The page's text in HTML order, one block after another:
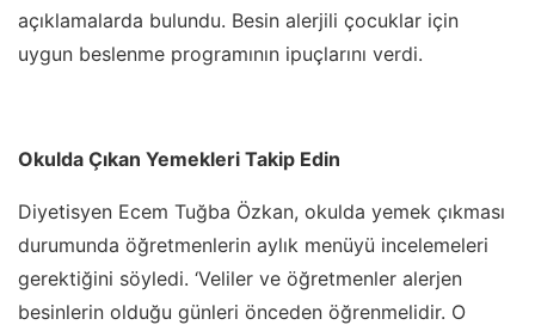
açıklamalarda bulundu. Besin alerjili çocuklar için
uygun beslenme programının ipuçlarını verdi.
Okulda Çıkan Yemekleri Takip Edin
Diyetisyen Ecem Tuğba Özkan, okulda yemek çıkması
durumunda öğretmenlerin aylık menüyü incelemeleri
gerektiğini söyledi. ‘Veliler ve öğretmenler alerjen
besinlerin olduğu günleri önceden öğrenmelidir. O